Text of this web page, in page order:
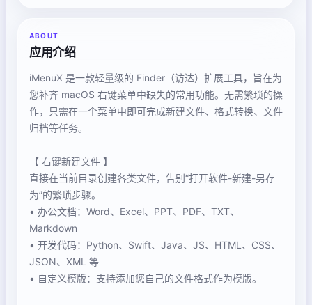
ABOUT
应用介绍
iMenuX 是一款轻量级的 Finder（访达）扩展工具，旨在为
您补齐 macOS 右键菜单中缺失的常用功能。无需繁琐的操
作，只需在一个菜单中即可完成新建文件、格式转换、文件
归档等任务。
【 右键新建文件 】
直接在当前目录创建各类文件，告别“打开软件-新建-另存
为”的繁琐步骤。
• 办公文档：Word、Excel、PPT、PDF、TXT、
Markdown
• 开发代码：Python、Swift、Java、JS、HTML、CSS、
JSON、XML 等
• 自定义模版：支持添加您自己的文件格式作为模版。